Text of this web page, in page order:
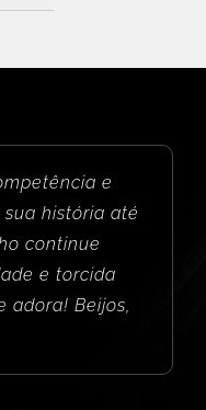
e
história até
continue
e torcida
adora! Beijos,
Dr. Dacarett y
muy minucioso
problemas de
a realizar. Mi
contentos con